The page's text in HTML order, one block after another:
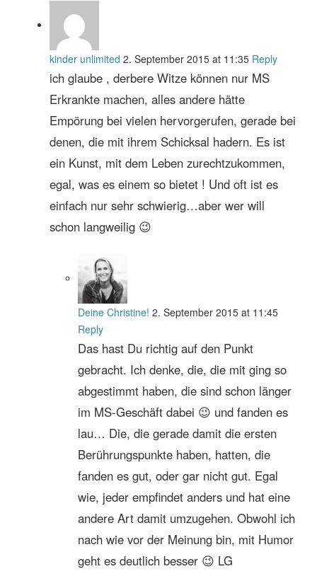
kinder unlimited 2. September 2015 at 11:35 Reply
ich glaube , derbere Witze können nur MS
Erkrankte machen, alles andere hätte
Empörung bei vielen hervorgerufen, gerade bei
denen, die mit ihrem Schicksal hadern. Es ist
ein Kunst, mit dem Leben zurechtzukommen,
egal, was es einem so bietet ! Und oft ist es
einfach nur sehr schwierig…aber wer will
schon langweilig 😉
Deine Christine! 2. September 2015 at 11:45
Reply
Das hast Du richtig auf den Punkt
gebracht. Ich denke, die, die mit ging so
abgestimmt haben, die sind schon länger
im MS-Geschäft dabei 😉 und fanden es
lau… Die, die gerade damit die ersten
Berührungspunkte haben, hatten, die
fanden es gut, oder gar nicht gut. Egal
wie, jeder empfindet anders und hat eine
andere Art damit umzugehen. Obwohl ich
nach wie vor der Meinung bin, mit Humor
geht es deutlich besser 😉 LG